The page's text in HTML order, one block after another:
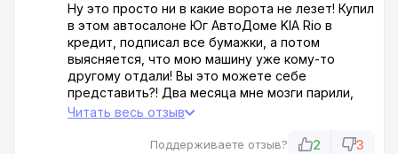
Ну это просто ни в какие ворота не лезет! Купил
в этом автосалоне Юг АвтоДоме KIA Rio в
кредит, подписал все бумажки, а потом
выясняется, что мою машину уже кому-то
другому отдали! Вы это можете себе
представить?! Два месяца мне мозги парили,
что разберутся! Да там полный бардак
начальство и в ус не дует! Как так можно
Читать весь отзыв
Поддерживаете отзыв? 2 3